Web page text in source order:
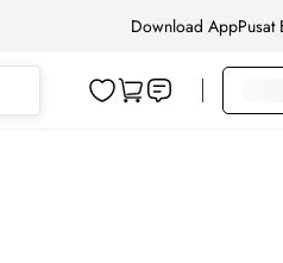
Download AppPusat